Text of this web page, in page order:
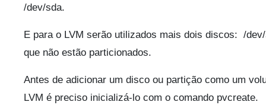
/dev/sda.
E para o LVM serão utilizados mais dois discos: /
que não estão particionados.
Antes de adicionar um disco ou partição como um
LVM é preciso inicializá-lo com o comando pvcreate.